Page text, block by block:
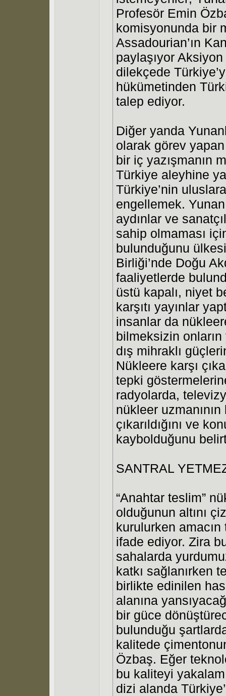
Profesör Emin
komisyonunda bir
Assadourian’ın
paylaşıyor
dilekçede
hükümetinden
talep ediyor.
Diğer yanda
olarak görev
bir iç yazışmanın
Türkiye aleyhine
Türkiye’nin
engellemek.
aydınlar ve
sahip olmaması
bulunduğunu
Birliği’nde Doğu
faaliyetlerde
üstü kapalı, niyet
karşıtı yayınlar
insanlar da
bilmeksizin onların
dış mihraklı
Nükleere karşı
tepki
radyolarda,
nükleer
çıkarıldığını ve
kaybolduğunu
SANTRAL
“Anahtar teslim”
olduğunun altını
kurulurken
ifade ediyor. Zira
sahalarda
katkı sağlanırken
birlikte edinilen
alanına
bir güce
bulunduğu
kalitede
Özbaş. Eğer
bu kaliteyi
dizi alanda